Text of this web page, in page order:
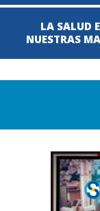
LA SALUD
NUESTRAS